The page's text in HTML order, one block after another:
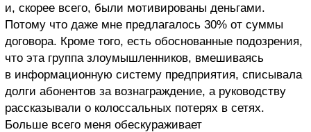
и, скорее всего, были мотивированы деньгами.
Потому что даже мне предлагалось 30% от суммы
договора. Кроме того, есть обоснованные подозрения,
что эта группа злоумышленников, вмешиваясь
в информационную систему предприятия, списывала
долги абонентов за вознаграждение, а руководству
рассказывали о колоссальных потерях в сетях.
Больше всего меня обескураживает